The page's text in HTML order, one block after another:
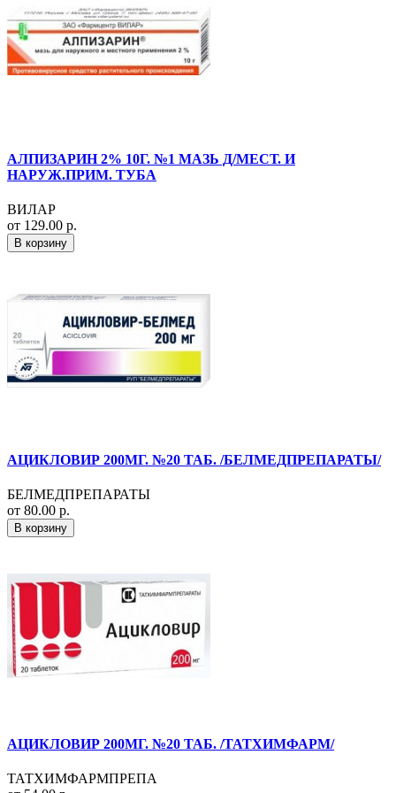
АЛПИЗАРИН 2% 10Г. №1 МАЗЬ Д/МЕСТ. И
НАРУЖ.ПРИМ. ТУБА
ВИЛАР
от 129.00 р.
В корзину
АЦИКЛОВИР 200МГ. №20 ТАБ. /БЕЛМЕДПРЕПАРАТЫ/
БЕЛМЕДПРЕПАРАТЫ
от 80.00 р.
В корзину
АЦИКЛОВИР 200МГ. №20 ТАБ. /ТАТХИМФАРМ/
ТАТХИМФАРМПРЕПА